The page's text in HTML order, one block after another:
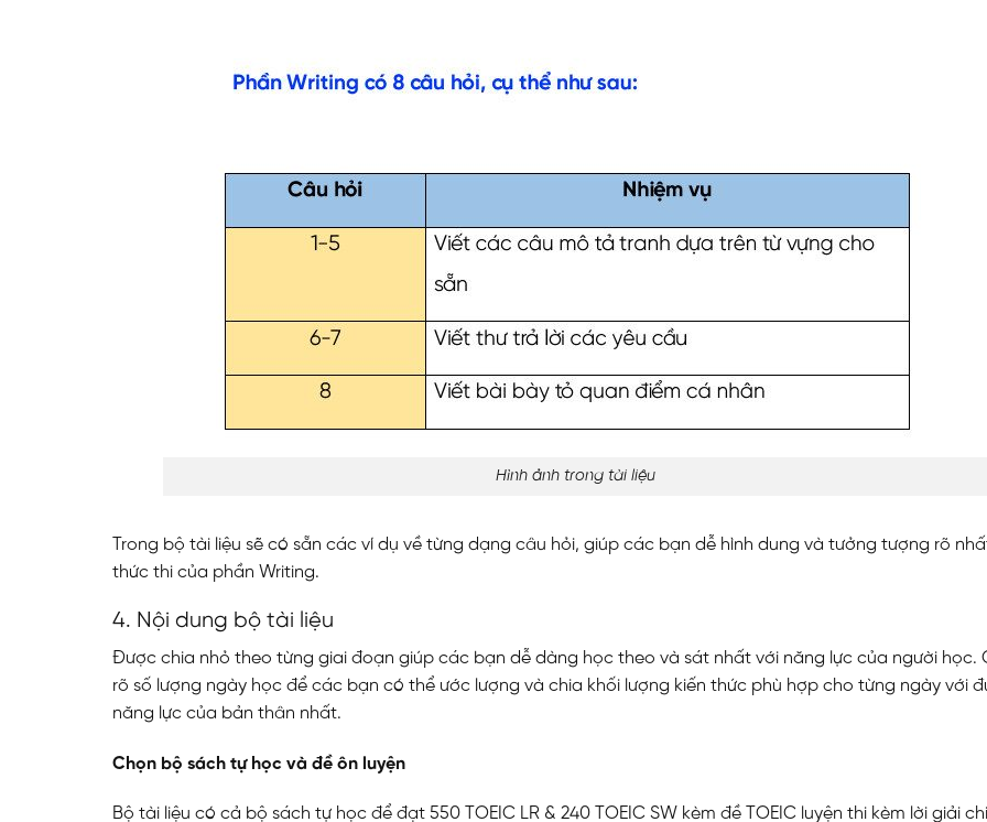
Hình ảnh trong tài liệu
Trong bộ tài liệu sẽ có sẵn các ví dụ về từng dạng câu hỏi, giúp các bạn dễ hình dung và tưởng tượng rõ
thức thi của phần Writing.
4. Nội dung bộ tài liệu
Được chia nhỏ theo từng giai đoạn giúp các bạn dễ dàng học theo và sát nhất với năng lực của người học.
rõ số lượng ngày học để các bạn có thể ước lượng và chia khối lượng kiến thức phù hợp cho từng ngày với
năng lực của bản thân nhất.
Chọn bộ sách tự học và đề ôn luyện
Bộ tài liệu có cả bộ sách tự học để đạt 550 TOEIC LR & 240 TOEIC SW kèm đề TOEIC luyện thi kèm lời giải